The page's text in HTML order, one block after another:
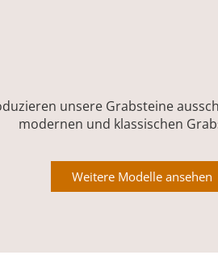
unsere Grabsteine
modernen und klassischen
Weitere Modelle ansehen